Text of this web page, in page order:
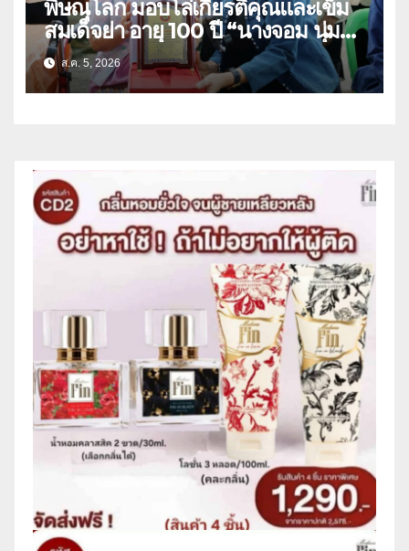
พิษณุโลก มอบโล่เกียรติคุณและเข็ม
สมเด็จย่า อายุ 100 ปี “นางจอม นุ่ม
เนตร” ตำบลบ้านกร่าง อำเภอเมือง
ส.ค. 5, 2026